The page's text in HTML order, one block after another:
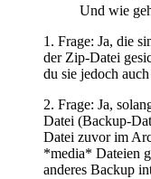
Und wie
1. Frage: Ja, die
der Zip-Datei
du sie jedoch
2. Frage: Ja,
Datei (Backup-
Datei zuvor im
*media* Dateien
anderes Backup